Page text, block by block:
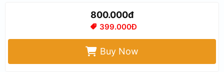
800.000đ
399.000Đ
Buy Now